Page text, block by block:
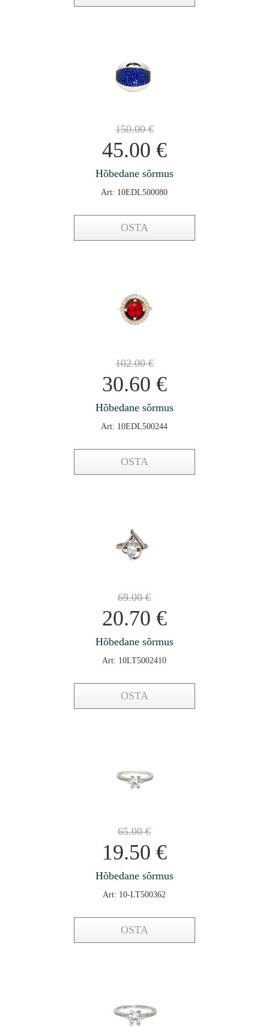
150.00€
45.00 €
Hõbedane sõrmus
Art: 10EDL500080
OSTA
102.00€
30.60 €
Hõbedane sõrmus
Art: 10EDL500244
OSTA
69.00€
20.70 €
Hõbedane sõrmus
Art: 10LT5002410
OSTA
65.00€
19.50 €
Hõbedane sõrmus
Art: 10-LT500362
OSTA